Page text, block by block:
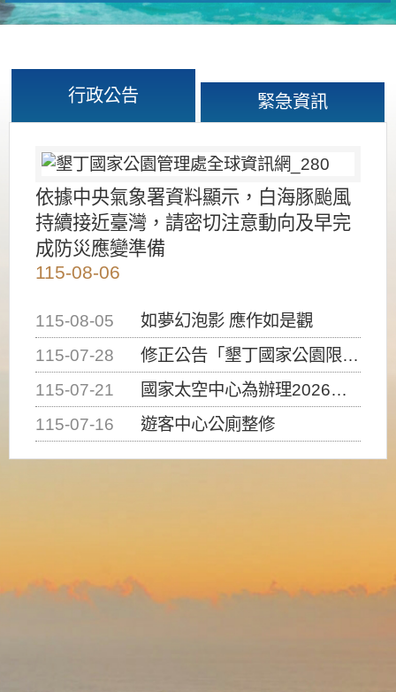
行政公告 緊急資訊
依據中央氣象署資料顯示，白海豚颱風
持續接近臺灣，請密切注意動向及早完
成防災應變準備
115-08-06
115-08-05
如夢幻泡影 應作如是觀
115-07-28
修正公告「墾丁國家公園限制水域遊憩活動之種類、範圍、時間及行為」，自即日生效。
115-07-21
國家太空中心為辦理2026台灣盃火箭競賽，陸、海、空域警戒及協調相關事宜，因颱風備案事宜
115-07-16
遊客中心公廁整修